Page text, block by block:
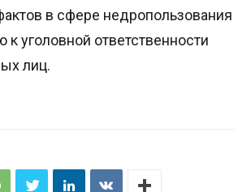
в сфере недропользования
к уголовной ответственности
лиц.